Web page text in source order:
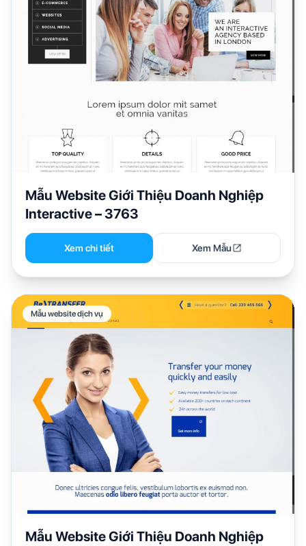
Mẫu Website Giới Thiệu Doanh Nghiệp
Interactive – 3763
Xem chi tiết Xem Mẫu
Mẫu website dịch vụ
Mẫu Website Giới Thiệu Doanh Nghiệp